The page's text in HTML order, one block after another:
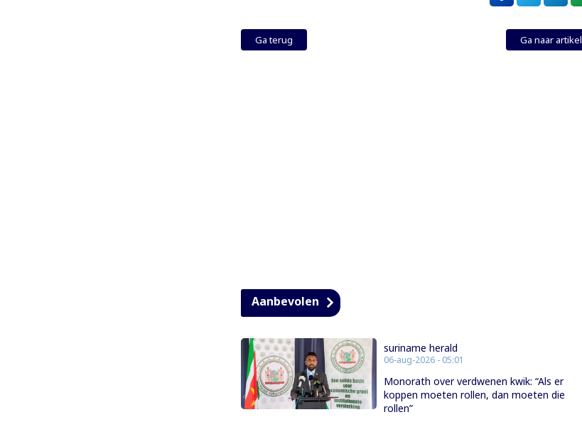
Ga terug Ga naar artikel
Aanbevolen
suriname herald
06-aug-2026 - 05:01
Monorath over verdwenen kwik: “Als er
koppen moeten rollen, dan moeten die
rollen”